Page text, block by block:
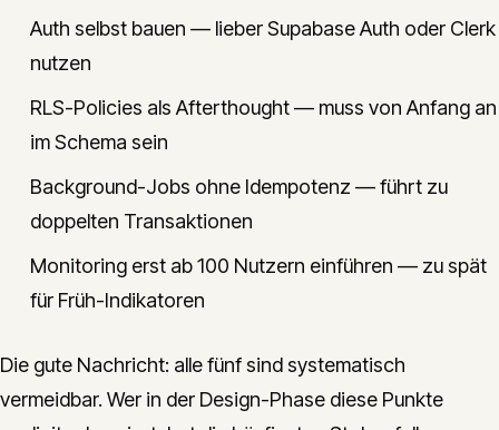
Auth selbst bauen — lieber Supabase Auth oder Clerk
nutzen
RLS-Policies als Afterthought — muss von Anfang an
im Schema sein
Background-Jobs ohne Idempotenz — führt zu
doppelten Transaktionen
Monitoring erst ab 100 Nutzern einführen — zu spät
für Früh-Indikatoren
Die gute Nachricht: alle fünf sind systematisch
vermeidbar. Wer in der Design-Phase diese Punkte